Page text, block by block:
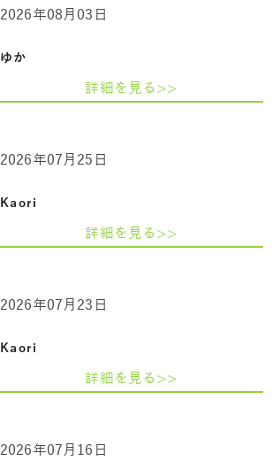
ゆか
2026年08月03日
詳細を見る>>
Kaori
2026年07月25日
詳細を見る>>
Kaori
2026年07月23日
詳細を見る>>
2026年07月16日